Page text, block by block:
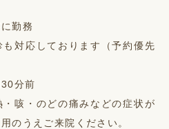
勤務
も対応しております（予約優先
分前
・咳・のどの痛みなどの症状が
のうえご来院ください。